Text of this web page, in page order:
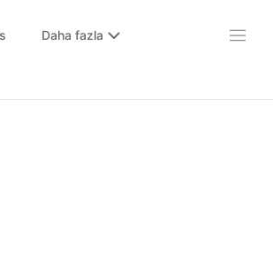
Daha fazla